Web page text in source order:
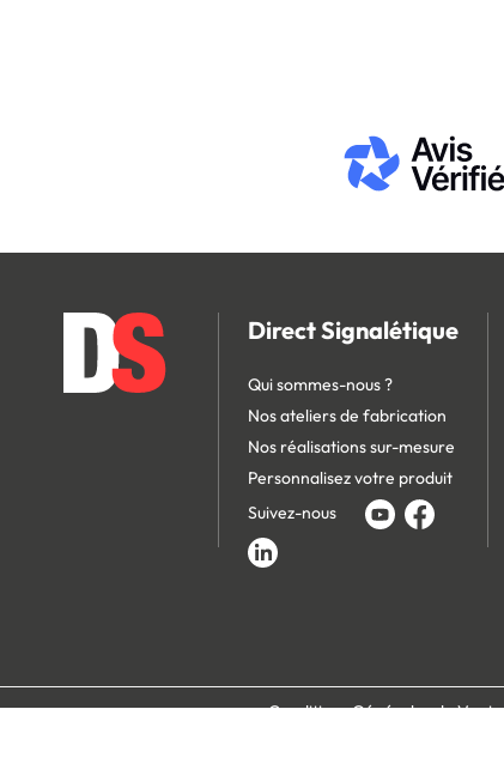
Direct Signalétique
Qui sommes-nous ?
Nos ateliers de fabrication
Nos réalisations sur-mesure
Personnalisez votre produit
Suivez-nous
Conditions Générales de Vente